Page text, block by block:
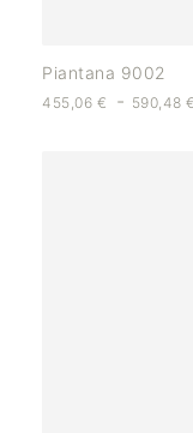
Piantana 9002
455,06 € - 590,48€